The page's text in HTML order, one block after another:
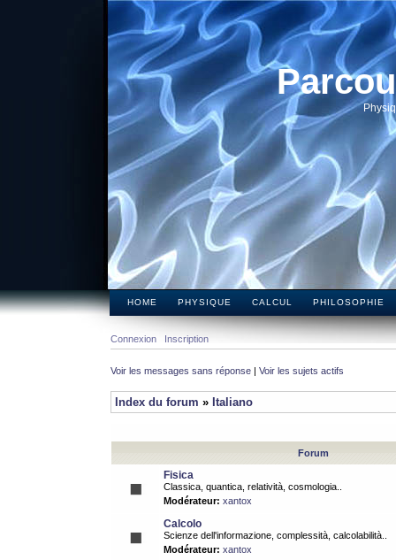
HOME PHYSIQUE CALCUL PHILOSOPHIE
Connexion Inscription
Voir les messages sans réponse | Voir les sujets actifs
Index du forum » Italiano
Forum
Fisica
Classica, quantica, relatività, cosmologia..
Modérateur: xantox
Calcolo
Scienze dell'informazione, complessità, calcolabilità..
Modérateur: xantox